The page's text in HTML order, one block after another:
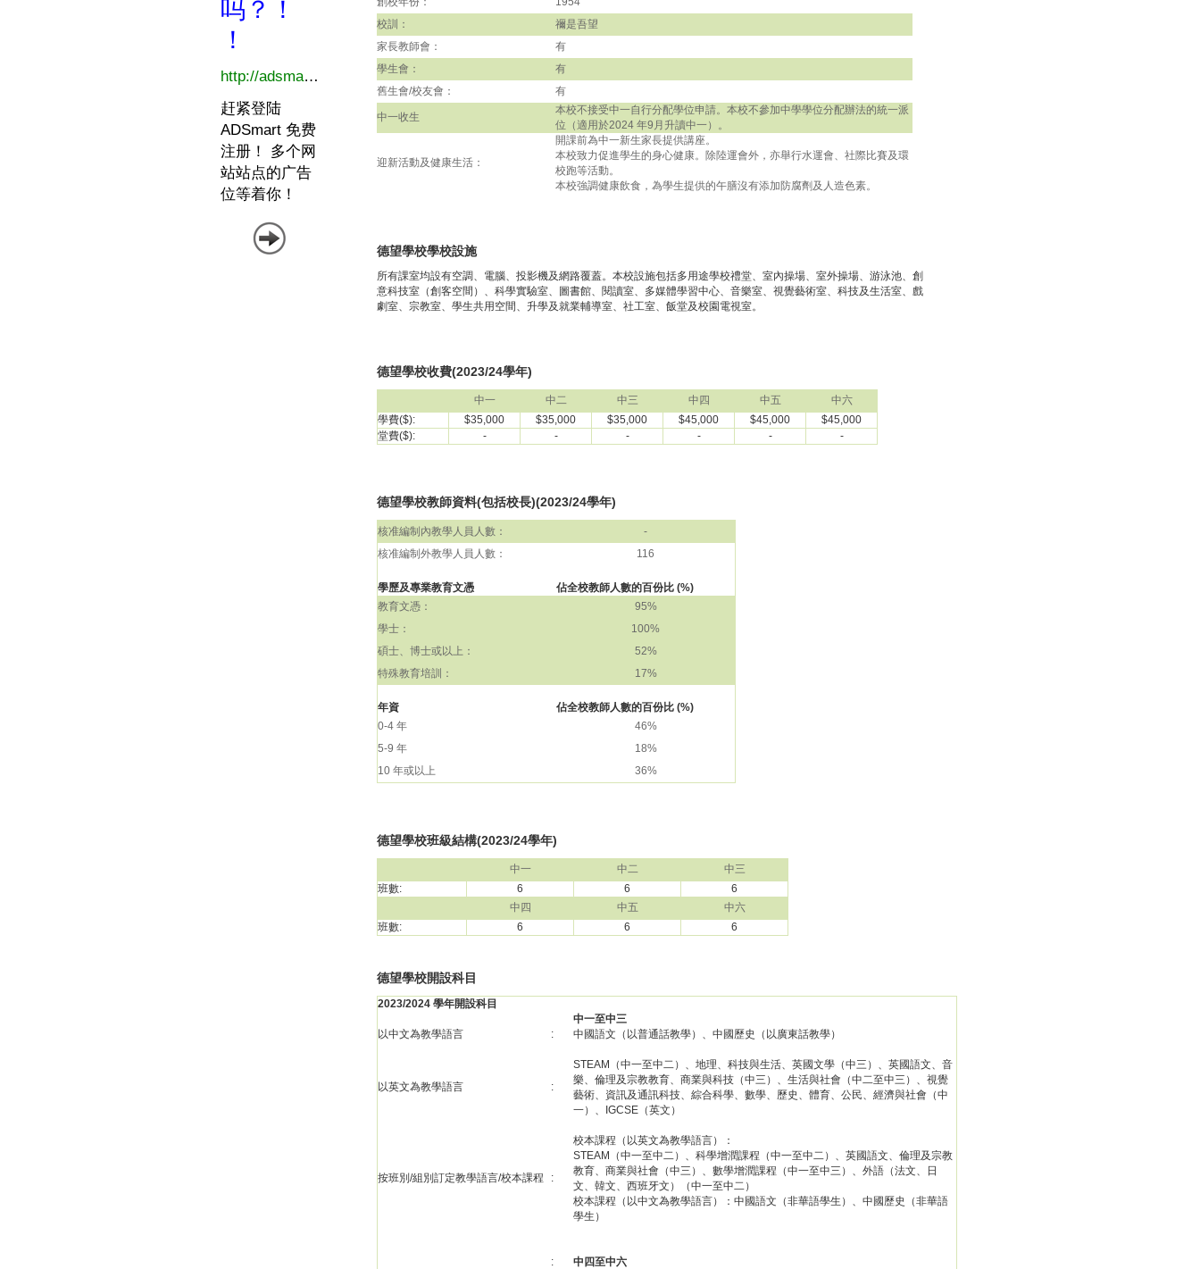
校訓：
禰是吾望
家長教師會：
有
學生會：
有
舊生會/校友會：
有
中一收生
本校不接受中一自行分配學位申請。本校不參加中學學位分配辦法的統一派
位（適用於2024 年9月升讀中一）。
迎新活動及健康生活：
開課前為中一新生家長提供講座。
本校致力促進學生的身心健康。除陸運會外，亦舉行水運會、社際比賽及環
校跑等活動。
本校強調健康飲食，為學生提供的午膳沒有添加防腐劑及人造色素。
德望學校學校設施
所有課室均設有空調、電腦、投影機及網路覆蓋。本校設施包括多用途學校禮堂、室內操場、室外操場、游泳池、創
意科技室（創客空間）、科學實驗室、圖書館、閱讀室、多媒體學習中心、音樂室、視覺藝術室、科技及生活室、戲
劇室、宗教室、學生共用空間、升學及就業輔導室、社工室、飯堂及校園電視室。
德望學校收費(2023/24學年)
中一 中二 中三 中四 中五
中六
學費($):
$35,000 $35,000 $35,000 $45,000 $45,000
$45,000
堂費($):
- - - - - -
德望學校教師資料(包括校長)(2023/24學年)
核准編制內教學人員人數：
-
核准編制外教學人員人數：
116
學歷及專業教育文憑
佔全校教師人數的百份比 (%)
教育文憑：
95%
學士：
100%
碩士、博士或以上：
52%
特殊教育培訓：
17%
年資
佔全校教師人數的百份比 (%)
0-4 年
46%
5-9 年
18%
10 年或以上
36%
德望學校班級結構(2023/24學年)
中一 中二
中三
班數:
6 6
6
中四
中五
中六
班數:
6 6 6
德望學校開設科目
2023/2024 學年開設科目
中一至中三
以中文為教學語言
: 中國語文（以普通話教學）、中國歷史（以廣東話教學）
以英文為教學語言 :
STEAM（中一至中二）、地理、科技與生活、英國文學（中三）、英國語文、音
樂、倫理及宗教教育、商業與科技（中三）、生活與社會（中二至中三）、視覺
藝術、資訊及通訊科技、綜合科學、數學、歷史、體育、公民、經濟與社會（中
一）、IGCSE（英文）
按班別/組別訂定教學語言/校本課程 :
校本課程（以英文為教學語言）：
STEAM（中一至中二）、科學增潤課程（中一至中二）、英國語文、倫理及宗教
教育、商業與社會（中三）、數學增潤課程（中一至中三）、外語（法文、日
文、韓文、西班牙文）（中一至中二）
校本課程（以中文為教學語言）：中國語文（非華語學生）、中國歷史（非華語
學生）
:
中四至中六